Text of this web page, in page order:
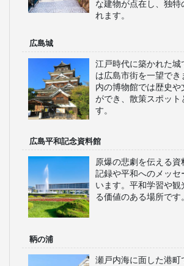
な建物が点在し、独特
れます。
広島城
江戸時代に築かれた城
は広島市街を一望でき
内の博物館では歴史や
ができ、散策スポット
す。
広島平和記念資料館
原爆の悲劇を伝える
記録や平和へのメッセ
います。平和学習や観
る価値のある場所です
鞆の浦
瀬戸内海に面した港町